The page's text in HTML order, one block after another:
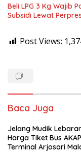
Beli LPG 3 Kg Wajib
Subsidi Lewat
Post Views:
Baca Juga
Jelang Mudik
Harga Tiket Bus
Terminal Arjosari